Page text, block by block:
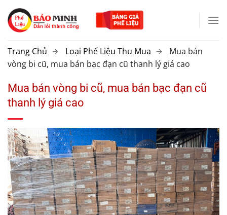
Chuyển
đến
nội
Trang Chủ Loại Phế Liệu Thu Mua
Mua bán
vòng bi cũ, mua bán bạc đạn cũ thanh lý giá cao
Mua bán vòng bi cũ, mua bán bạc đạn cũ
thanh lý giá cao